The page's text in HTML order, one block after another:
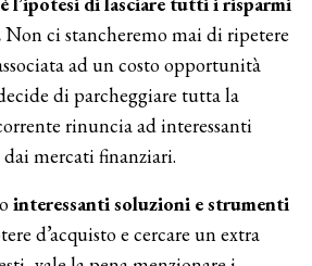
Non ci stancheremo mai di ripetere
ad un costo opportunità
di parcheggiare tutta la
rinuncia ad interessanti
mercati finanziari.
interessanti soluzioni e strumenti
d’acquisto e cercare un extra